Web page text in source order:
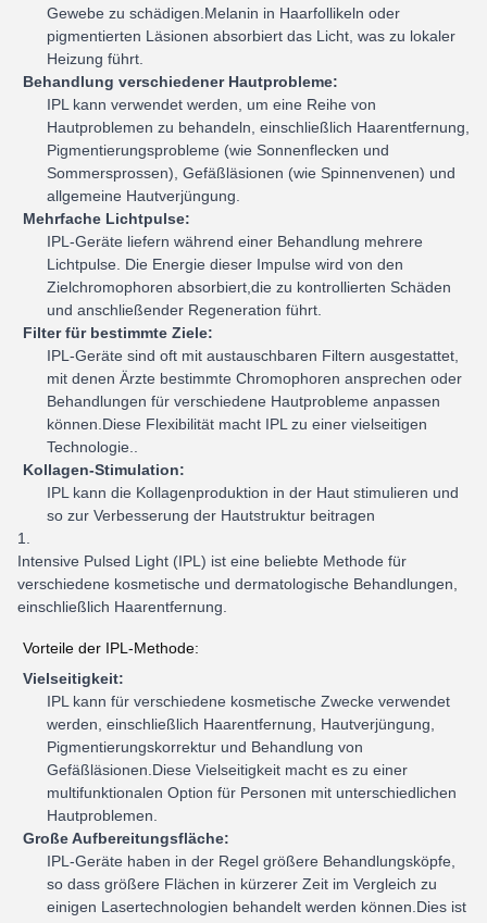
Gewebe zu schädigen.Melanin in Haarfollikeln oder
pigmentierten Läsionen absorbiert das Licht, was zu lokaler
Heizung führt.
Behandlung verschiedener Hautprobleme:
IPL kann verwendet werden, um eine Reihe von
Hautproblemen zu behandeln, einschließlich Haarentfernung,
Pigmentierungsprobleme (wie Sonnenflecken und
Sommersprossen), Gefäßläsionen (wie Spinnenvenen) und
allgemeine Hautverjüngung.
Mehrfache Lichtpulse:
IPL-Geräte liefern während einer Behandlung mehrere
Lichtpulse. Die Energie dieser Impulse wird von den
Zielchromophoren absorbiert,die zu kontrollierten Schäden
und anschließender Regeneration führt.
Filter für bestimmte Ziele:
IPL-Geräte sind oft mit austauschbaren Filtern ausgestattet,
mit denen Ärzte bestimmte Chromophoren ansprechen oder
Behandlungen für verschiedene Hautprobleme anpassen
können.Diese Flexibilität macht IPL zu einer vielseitigen
Technologie..
Kollagen-Stimulation:
IPL kann die Kollagenproduktion in der Haut stimulieren und
so zur Verbesserung der Hautstruktur beitragen
Intensive Pulsed Light (IPL) ist eine beliebte Methode für
verschiedene kosmetische und dermatologische Behandlungen,
einschließlich Haarentfernung.
Vorteile der IPL-Methode:
Vielseitigkeit:
IPL kann für verschiedene kosmetische Zwecke verwendet
werden, einschließlich Haarentfernung, Hautverjüngung,
Pigmentierungskorrektur und Behandlung von
Gefäßläsionen.Diese Vielseitigkeit macht es zu einer
multifunktionalen Option für Personen mit unterschiedlichen
Hautproblemen.
Große Aufbereitungsfläche:
IPL-Geräte haben in der Regel größere Behandlungsköpfe,
so dass größere Flächen in kürzerer Zeit im Vergleich zu
einigen Lasertechnologien behandelt werden können.Dies ist